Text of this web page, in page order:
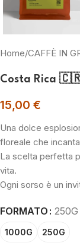
Home/CAFFÈ IN
Costa Rica
15,00 €
Una dolce
floreale che
La scelta perfetta
vita.
Ogni sorso è un
FORMATO 250G
1000G 250G